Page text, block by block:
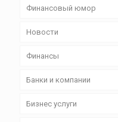
Финансовый юмор
Новости
Финансы
Банки и компании
Бизнес уcлуги